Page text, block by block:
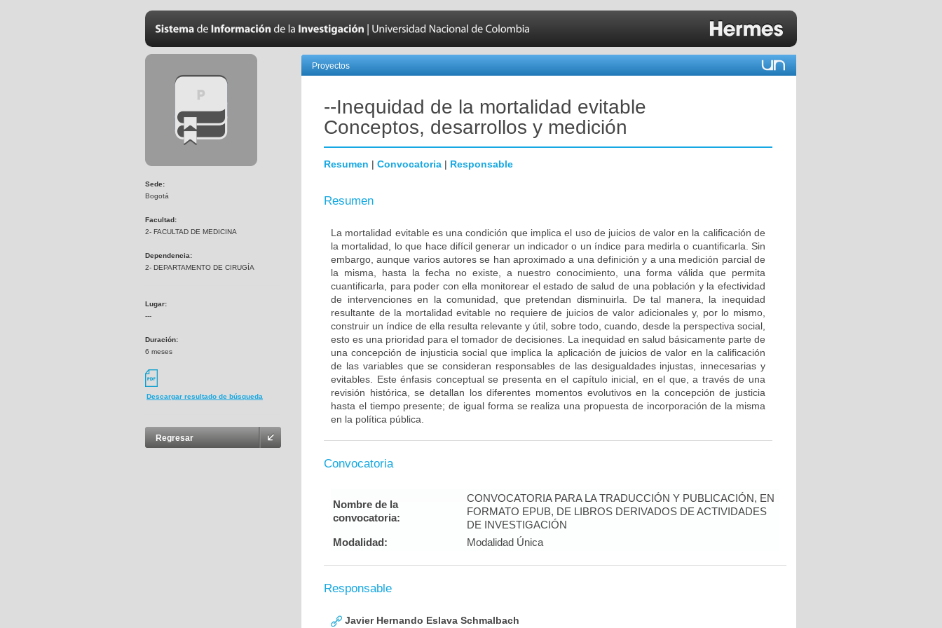
Sede:
Bogotá
Facultad:
2- FACULTAD DE MEDICINA
Dependencia:
2- DEPARTAMENTO DE CIRUGÍA
Lugar:
---
Duración:
6 meses
Descargar resultado de búsqueda
Regresar
Proyectos
--Inequidad de la mortalidad evitable
Conceptos, desarrollos y medición
Resumen | Convocatoria | Responsable
Resumen
La mortalidad evitable es una condición que implica el uso de juicios de valor en la calificación de
la mortalidad, lo que hace difícil generar un indicador o un índice para medirla o cuantificarla. Sin
embargo, aunque varios autores se han aproximado a una definición y a una medición parcial de
la misma, hasta la fecha no existe, a nuestro conocimiento, una forma válida que permita
cuantificarla, para poder con ella monitorear el estado de salud de una población y la efectividad
de intervenciones en la comunidad, que pretendan disminuirla. De tal manera, la inequidad
resultante de la mortalidad evitable no requiere de juicios de valor adicionales y, por lo mismo,
construir un índice de ella resulta relevante y útil, sobre todo, cuando, desde la perspectiva social,
esto es una prioridad para el tomador de decisiones. La inequidad en salud básicamente parte de
una concepción de injusticia social que implica la aplicación de juicios de valor en la calificación
de las variables que se consideran responsables de las desigualdades injustas, innecesarias y
evitables. Este énfasis conceptual se presenta en el capítulo inicial, en el que, a través de una
revisión histórica, se detallan los diferentes momentos evolutivos en la concepción de justicia
hasta el tiempo presente; de igual forma se realiza una propuesta de incorporación de la misma
en la política pública.
Convocatoria
Nombre de la
convocatoria:
CONVOCATORIA PARA LA TRADUCCIÓN Y PUBLICACIÓN, EN
FORMATO EPUB, DE LIBROS DERIVADOS DE ACTIVIDADES
DE INVESTIGACIÓN
Modalidad:
Modalidad Única
Responsable
Javier Hernando Eslava Schmalbach